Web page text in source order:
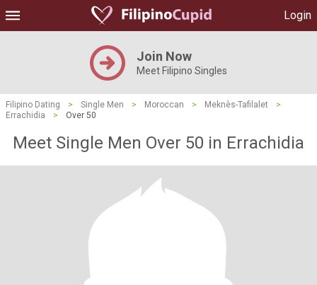
Login
Join Now
Meet Filipino Singles
Filipino Dating > Single Men > Moroccan > Meknès-Tafilalet
>
Errachidia
> Over 50
Meet Single Men Over 50 in Errachidia